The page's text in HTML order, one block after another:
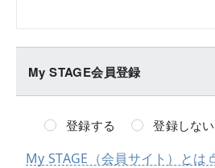
My STAGE会員登録
登録する 登録しない
My STAGE（会員サイト）とは